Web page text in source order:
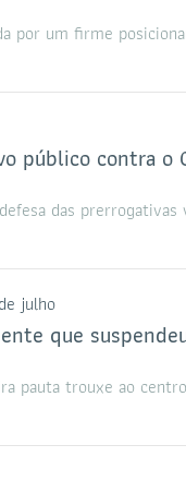
por um firme
público contra
das
julho
que
pauta trouxe ao